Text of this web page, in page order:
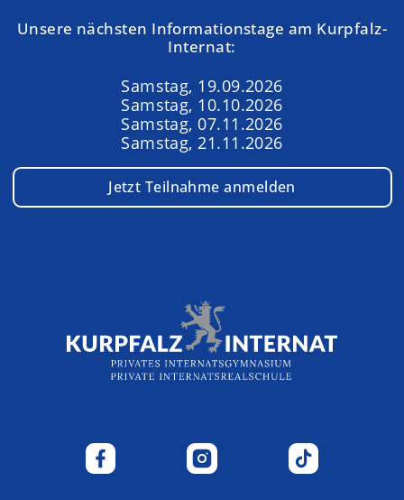
Unsere nächsten Informationstage am Kurpfalz-
Internat:
Samstag, 19.09.2026
Samstag, 10.10.2026
Samstag, 07.11.2026
Samstag, 21.11.2026
Jetzt Teilnahme anmelden